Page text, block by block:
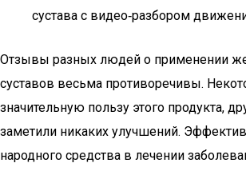
сустава с видео‐разбором
Отзывы разных людей о применении
суставов весьма противоречивы.
значительную пользу этого продукта,
заметили никаких улучшений.
народного средства в лечении